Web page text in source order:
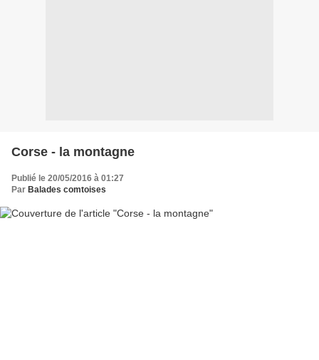
Corse - la montagne
Publié le 20/05/2016 à 01:27
Par Balades comtoises